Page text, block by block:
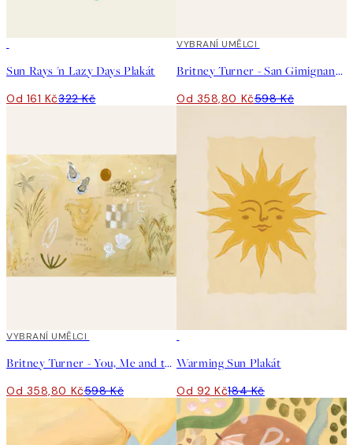
Sun Rays 'n Lazy Days Plakát
Od 161 Kč322 Kč
40%*
VYBRANÍ UMĚLCI
Britney Turner - San Gimignano Plakát
Od 358,80 Kč598 Kč
40%*
VYBRANÍ UMĚLCI
Britney Turner - You, Me and the Sea Plakát
Od 358,80 Kč598 Kč
Warming Sun Plakát
Od 92 Kč184 Kč